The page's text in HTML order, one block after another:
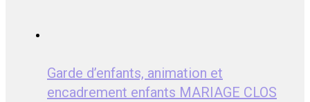
Garde d’enfants, animation et
encadrement enfants MARIAGE CLOS